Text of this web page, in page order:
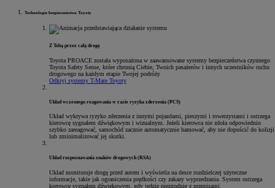
Technologie bezpieczeństwa Toyoty
Z Tobą przez całą drogę
Toyota PROACE została wyposażona w zaawansowane systemy bezpieczeństwa czynnego
Toyota Safety Sense, które chronią Ciebie, Twoich pasażerów i innych uczestników ruchu
drogowego na każdym etapie Twojej podróży
Odkryj systemy T-Mate Toyoty
Układ wczesnego reagowania w razie ryzyka zderzenia (PCS)
Układ wykrywa ryzyko zderzenia z innymi pojazdami, pieszymi i rowerzystami i ostrzega
kierowcę sygnałem dźwiękowym i wizualnym. Jeżeli kierowca nie zdoła odpowiednio
szybko zareagować, samochód zacznie automatycznie hamować, aby nie dopuścić do kolizji
lub zminimalizować jej skutki.
Układ rozpoznawania znaków drogowych (RSA)
Układ monitoruje drogę przed autem i wyświetla na desce rozdzielczej użyteczne
informacje, takie jak ograniczenia prędkości czy zakazy wyprzedzania. System ostrzega
kierowcę sygnałem dźwiękowym, gdy jedzie niezgodnie z przepisami.